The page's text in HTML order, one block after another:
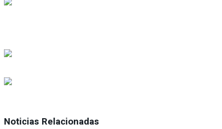
Noticias Relacionadas